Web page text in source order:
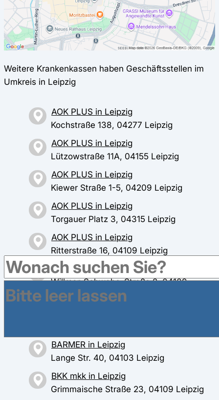
Weitere Krankenkassen haben Geschäftsstellen im
Umkreis in Leipzig
AOK PLUS in Leipzig
Kochstraße 138, 04277 Leipzig
AOK PLUS in Leipzig
Lützowstraße 11A, 04155 Leipzig
AOK PLUS in Leipzig
Kiewer Straße 1-5, 04209 Leipzig
AOK PLUS in Leipzig
Torgauer Platz 3, 04315 Leipzig
AOK PLUS in Leipzig
Ritterstraße 16, 04109 Leipzig
AOK PLUS in Leipzig
Willmar-Schwabe-Straße 2, 04109
Leipzig
BARMER in Leipzig
Lange Str. 40, 04103 Leipzig
BKK mkk in Leipzig
Grimmaische Straße 23, 04109 Leipzig